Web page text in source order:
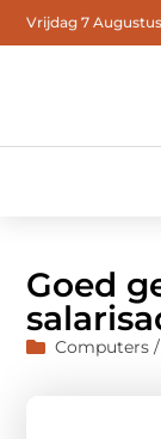
Vrijdag 7
Goed
Computers